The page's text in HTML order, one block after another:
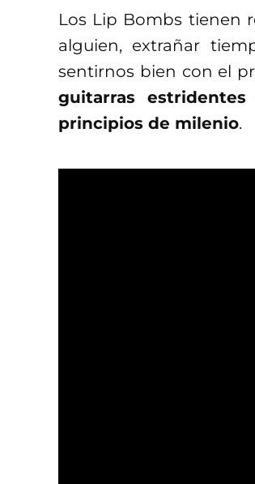
Los Lip Bombs tienen
alguien, extrañar
sentirnos bien con el
guitarras
principios de milenio.